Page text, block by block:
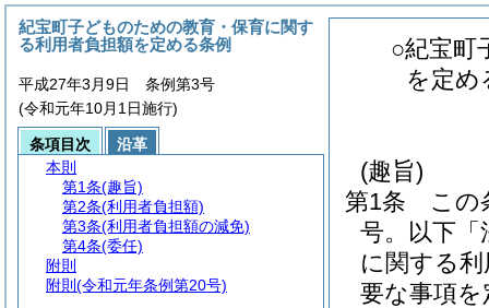
○紀宝町
を定め
(趣旨)
第1条
この
号。以下「
に関する
要な事項
紀宝町子どものための教育・保育に関す
る利用者負担額を定める条例
平成27年3月9日 条例第3号
(令和元年10月1日施行)
条項目次
沿革
本則
第1条(趣旨)
第2条(利用者負担額)
第3条(利用者負担額の減免)
第4条(委任)
附則
附則 (令和元年条例第20号)